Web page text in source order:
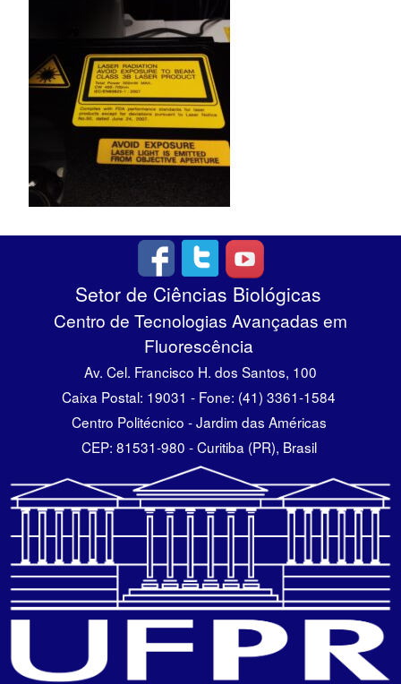
Setor de Ciências Biológicas
Centro de Tecnologias Avançadas em
Fluorescência
Av. Cel. Francisco H. dos Santos, 100
Caixa Postal: 19031 - Fone: (41) 3361-1584
Centro Politécnico - Jardim das Américas
CEP: 81531-980 - Curitiba (PR), Brasil